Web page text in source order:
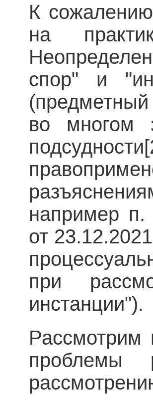
К
на
спор" и
во многом
например
от
при
инстанции").
Рассмотрим
проблемы